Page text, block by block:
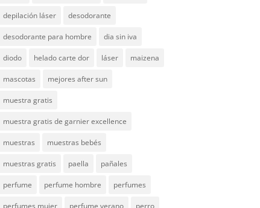
depilación láser desodorante
desodorante para hombre dia sin iva
diodo helado carte dor láser maizena
mascotas mejores after sun
muestra gratis
muestra gratis de garnier excellence
muestras muestras bebés
muestras gratis paella pañales
perfume perfume hombre perfumes
perfumes mujer perfume verano perro